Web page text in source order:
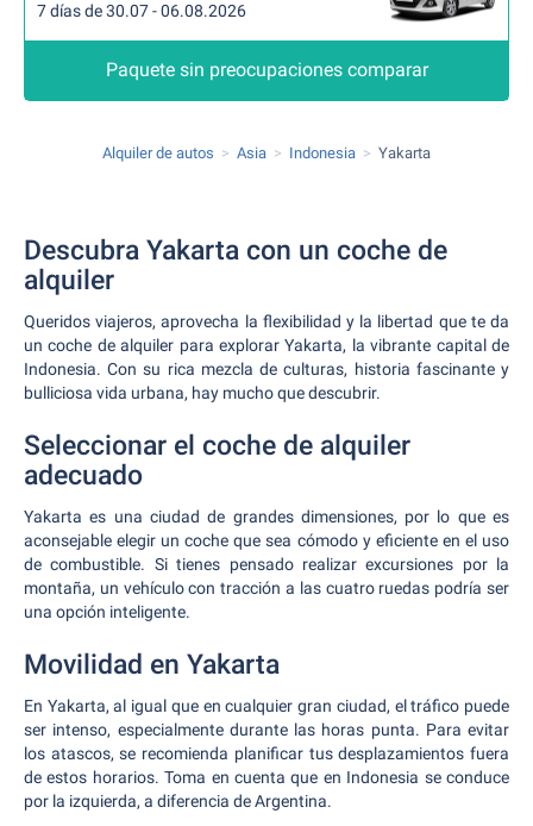
7 días de 30.07 - 06.08.2026
Paquete sin preocupaciones comparar
Alquiler de autos Asia Indonesia Yakarta
Descubra Yakarta con un coche de
alquiler
Queridos viajeros, aprovecha la flexibilidad y la libertad que te da
un coche de alquiler para explorar Yakarta, la vibrante capital de
Indonesia. Con su rica mezcla de culturas, historia fascinante y
bulliciosa vida urbana, hay mucho que descubrir.
Seleccionar el coche de alquiler
adecuado
Yakarta es una ciudad de grandes dimensiones, por lo que es
aconsejable elegir un coche que sea cómodo y eficiente en el uso
de combustible. Si tienes pensado realizar excursiones por la
montaña, un vehículo con tracción a las cuatro ruedas podría ser
una opción inteligente.
Movilidad en Yakarta
En Yakarta, al igual que en cualquier gran ciudad, el tráfico puede
ser intenso, especialmente durante las horas punta. Para evitar
los atascos, se recomienda planificar tus desplazamientos fuera
de estos horarios. Toma en cuenta que en Indonesia se conduce
por la izquierda, a diferencia de Argentina.